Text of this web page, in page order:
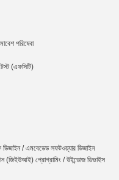
পরিষেবা
(এফসিটি)
ডিজাইন / এমবেডেড সফটওয়্যার ডিজাইন
(জিইউআই) প্রোগ্রামিং / উইন্ডোজ ডিভাইস